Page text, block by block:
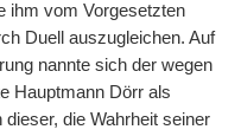
ihm vom Vorgesetzten
Duell auszugleichen. Auf
nannte sich der wegen
Hauptmann Dörr als
die Wahrheit seiner